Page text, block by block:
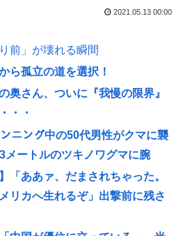
2021.05.13 00:00
前」が壊れる瞬間
ら孤立の道を選択！
奥さん、ついに『我慢の限界』
・・
ンニング中の50代男性がクマに襲
メートルのツキノワグマに腕
「ああァ、だまされちゃった。
リカへ生れるぞ」出撃前に残さ